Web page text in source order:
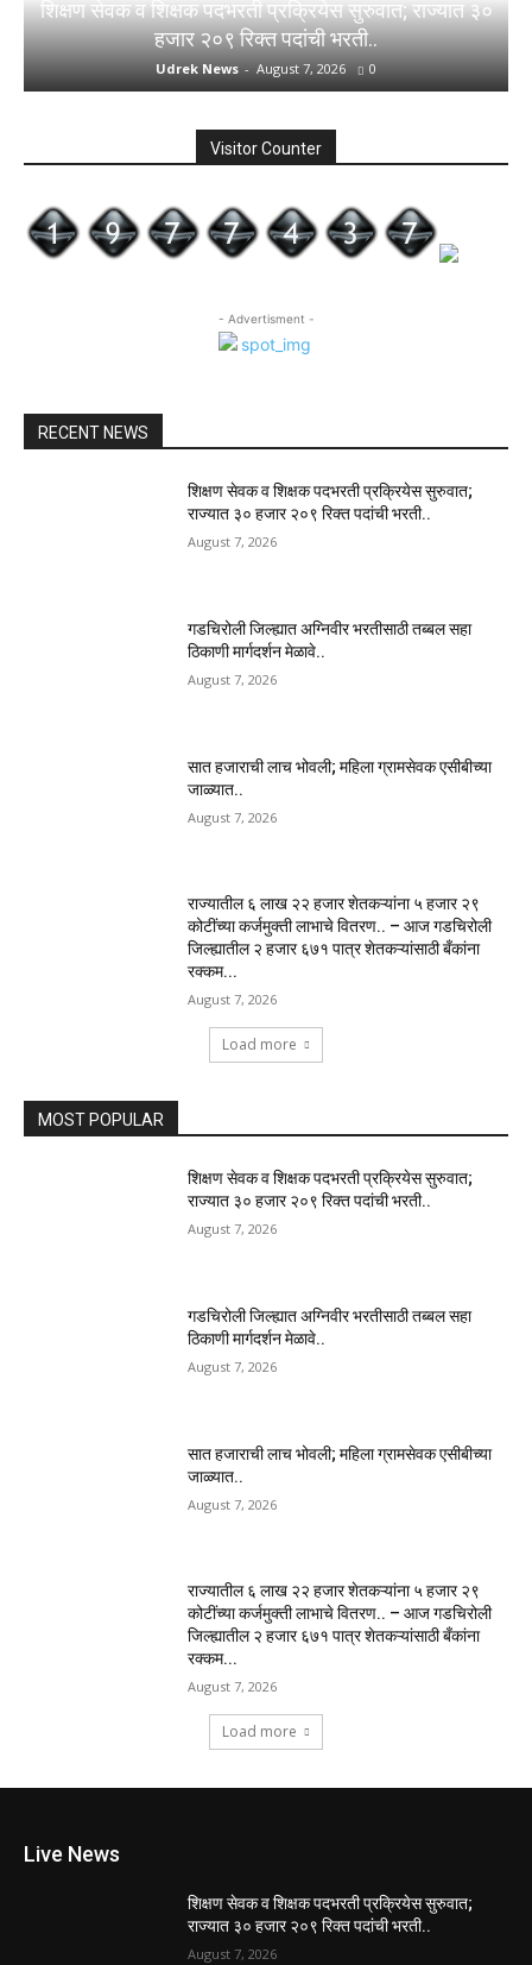
शिक्षण सेवक व शिक्षक पदभरती प्रक्रियेस सुरुवात; राज्यात ३०
हजार २०९ रिक्त पदांची भरती..
Udrek News - August 7, 2026 0
Visitor Counter
- Advertisment -
RECENT NEWS
शिक्षण सेवक व शिक्षक पदभरती प्रक्रियेस सुरुवात;
राज्यात ३० हजार २०९ रिक्त पदांची भरती..
August 7, 2026
गडचिरोली जिल्ह्यात अग्निवीर भरतीसाठी तब्बल सहा
ठिकाणी मार्गदर्शन मेळावे..
August 7, 2026
सात हजाराची लाच भोवली; महिला ग्रामसेवक एसीबीच्या
जाळ्यात..
August 7, 2026
राज्यातील ६ लाख २२ हजार शेतकऱ्यांना ५ हजार २९
कोटींच्या कर्जमुक्ती लाभाचे वितरण.. – आज गडचिरोली
जिल्ह्यातील २ हजार ६७१ पात्र शेतकऱ्यांसाठी बँकांना
रक्कम...
August 7, 2026
Load more
MOST POPULAR
शिक्षण सेवक व शिक्षक पदभरती प्रक्रियेस सुरुवात;
राज्यात ३० हजार २०९ रिक्त पदांची भरती..
August 7, 2026
गडचिरोली जिल्ह्यात अग्निवीर भरतीसाठी तब्बल सहा
ठिकाणी मार्गदर्शन मेळावे..
August 7, 2026
सात हजाराची लाच भोवली; महिला ग्रामसेवक एसीबीच्या
जाळ्यात..
August 7, 2026
राज्यातील ६ लाख २२ हजार शेतकऱ्यांना ५ हजार २९
कोटींच्या कर्जमुक्ती लाभाचे वितरण.. – आज गडचिरोली
जिल्ह्यातील २ हजार ६७१ पात्र शेतकऱ्यांसाठी बँकांना
रक्कम...
August 7, 2026
Load more
Live News
शिक्षण सेवक व शिक्षक पदभरती प्रक्रियेस सुरुवात;
राज्यात ३० हजार २०९ रिक्त पदांची भरती..
August 7, 2026